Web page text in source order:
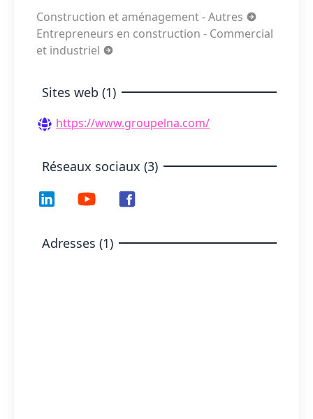
Construction et aménagement - Autres
Entrepreneurs en construction - Commercial
et industriel
Sites web (1)
https://www.groupelna.com/
Réseaux sociaux (3)
Adresses (1)